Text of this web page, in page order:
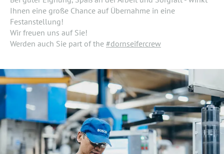
Ihnen eine große Chance auf Übernahme in eine
Festanstellung!
Wir freuen uns auf Sie!
Werden auch Sie part of the #dornseifercrew